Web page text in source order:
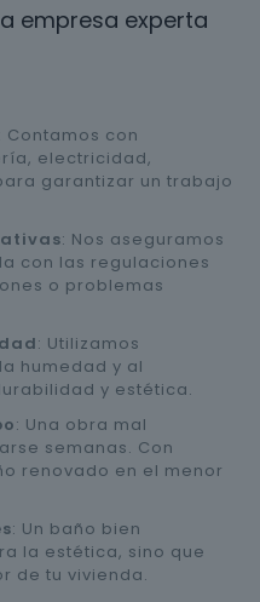
empresa experta
: Contamos con
electricidad,
garantizar un trabajo
: Nos aseguramos
con las regulaciones
o problemas
: Utilizamos
humedad y al
y estética.
: Una obra mal
semanas. Con
renovado en el menor
: Un baño bien
la estética, sino que
de tu vivienda.